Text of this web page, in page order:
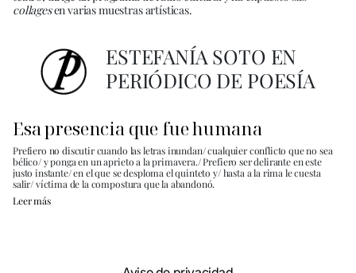
collagesen varias muestras artísticas.
ESTEFANÍA SOTO EN
PERIÓDICO DE POESÍA
Esa presencia que fue humana
Prefiero no discutir cuando las letras inundan/ cualquier conflicto que no sea
bélico/ y ponga en un aprieto a la primavera./ Prefiero ser delirante en este
justo instante/ en el que se desploma el quinteto y/ hasta a la rima le cuesta
salir/ víctima de la compostura que la abandonó.
Leer más